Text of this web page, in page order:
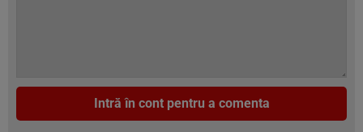
Intră în cont pentru a comenta